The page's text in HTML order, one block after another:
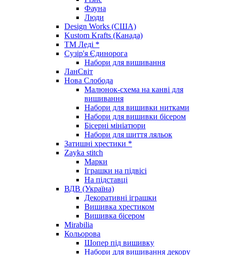
Фауна
Люди
Design Works (США)
Kustom Krafts (Канада)
ТМ Леді *
Сузір'я Єдинорога
Набори для вишивання
ЛанСвіт
Нова Слобода
Малюнок-схема на канві для
вишивання
Набори для вишивки нитками
Набори для вишивки бісером
Бісерні мініатюри
Набори для шиття ляльок
Затишні хрестики *
Zayka stitch
Марки
Іграшки на підвісі
На підставці
ВДВ (Україна)
Декоративні іграшки
Вишивка хрестиком
Вишивка бісером
Mirabilia
Кольорова
Шопер під вишивку
Набори для вишивання декору